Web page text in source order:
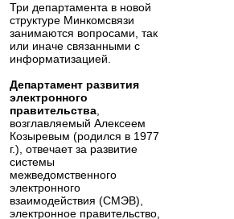
Три департамента в новой
структуре Минкомсвязи
занимаются вопросами, так
или иначе связанными с
информатизацией.
Департамент развития
электронного
правительства
возглавляемый Алексеем
Козыревым (родился в 1977
г.), отвечает за развитие
системы
межведомственного
электронного
взаимодействия (СМЭВ),
электронное правительство,